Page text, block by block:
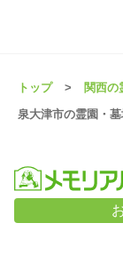
トップ 関西の
泉大津市の霊園・
大阪府・泉